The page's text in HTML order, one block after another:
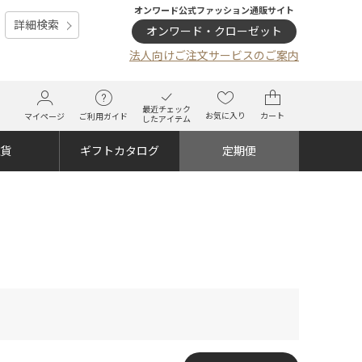
詳細検索
オンワード公式ファッション通販サイト
オンワード・クローゼット
法人向けご注文サービスのご案内
マイページ ご利用ガイド
最近チェック
したアイテム
お気に入り カート
ギフトカタログ 定期便